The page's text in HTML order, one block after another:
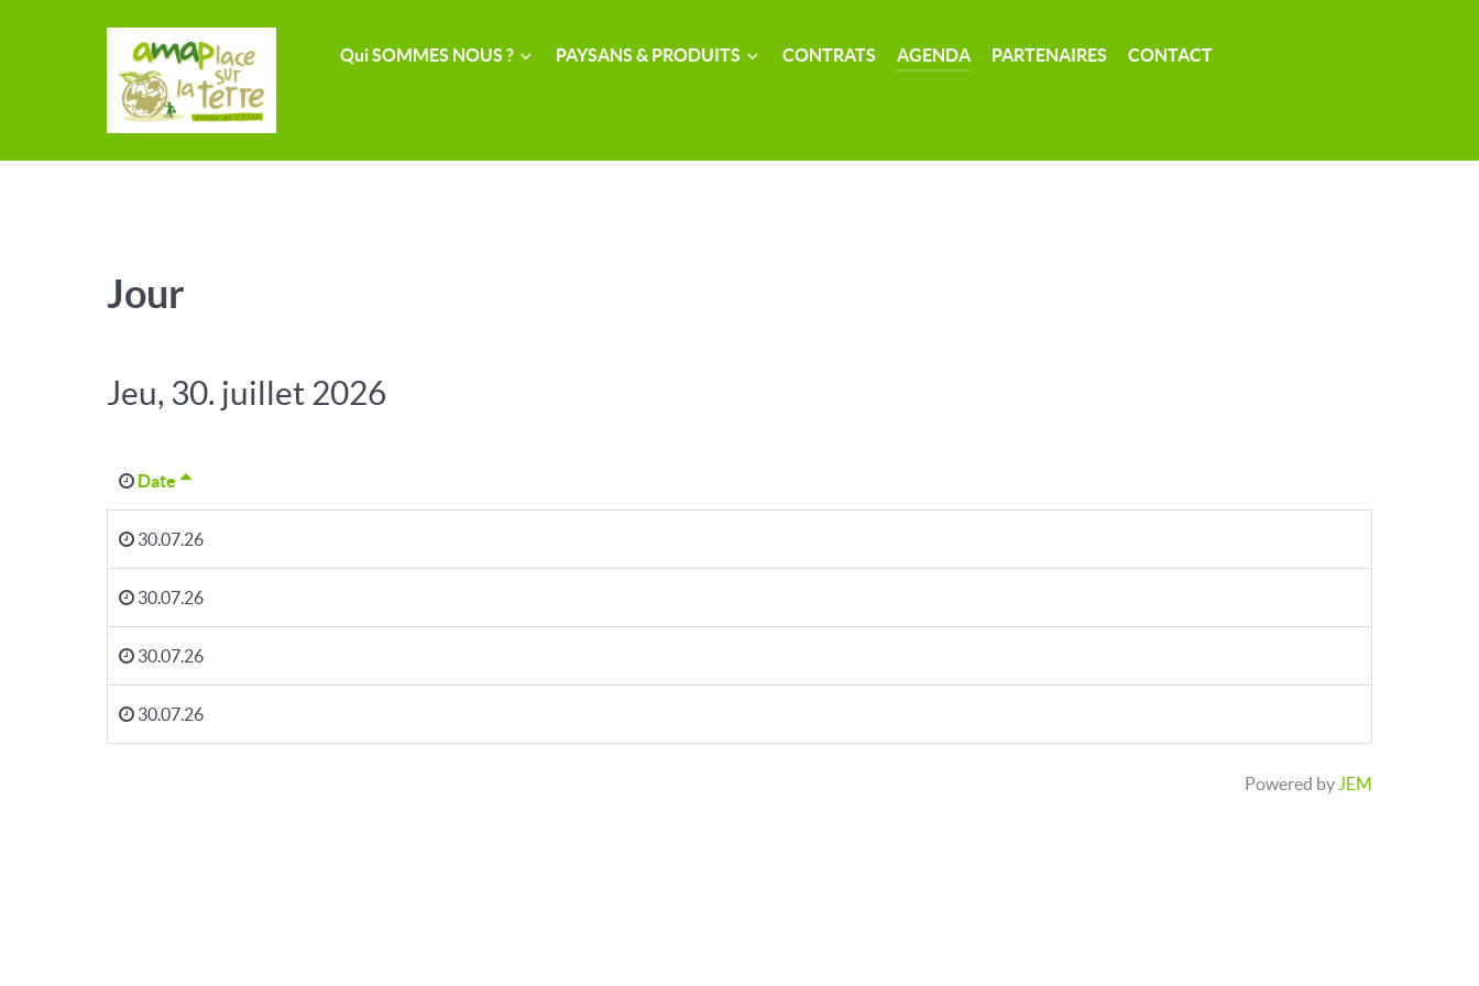
Qui SOMMES NOUS ? PAYSANS & PRODUITS CONTRATS AGENDA PARTENAIRES CONTACT
Jour
Jeu, 30. juillet 2026
Date
30.07.26
30.07.26
30.07.26
30.07.26
Powered by JEM